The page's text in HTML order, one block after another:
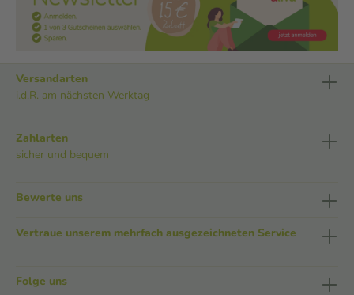
Versandarten
i.d.R. am nächsten Werktag
Zahlarten
sicher und bequem
Bewerte uns
Vertraue unserem mehrfach ausgezeichneten Service
Folge uns